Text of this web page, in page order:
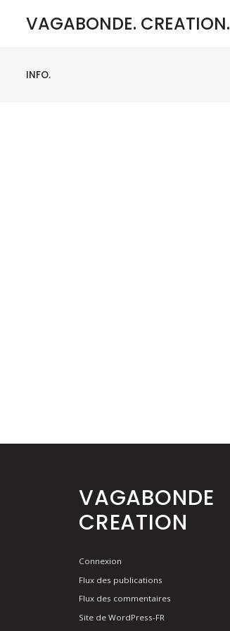
VAGABONDE. CREATION.
INFO.
VAGABONDE
CREATION
Connexion
Flux des publications
Flux des commentaires
Site de WordPress-FR